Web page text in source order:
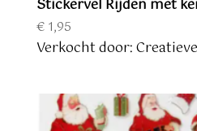
Stickervel Rijden met
€1,95
Verkocht door: